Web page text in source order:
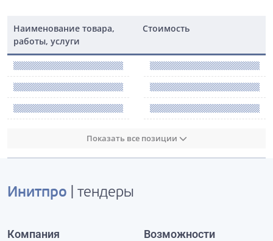
Наименование товара,
работы, услуги
Стоимость
Показать все позиции
Инитпро | тендеры
Компания Возможности